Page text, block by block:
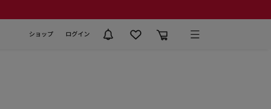
ショップ ログイン